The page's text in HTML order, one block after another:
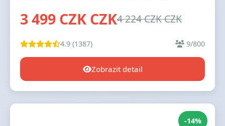
3 499 CZK CZK4 224 CZK CZK
4.9 (1387) 9/800
Zobrazit detail
-14%